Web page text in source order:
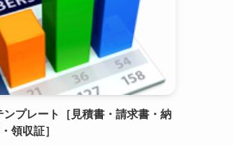
プレート［見積書・請求書・納
領収証］